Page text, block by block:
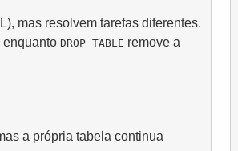
mas resolvem tarefas diferentes.
enquanto DROP TABLE remove a
a própria tabela continua